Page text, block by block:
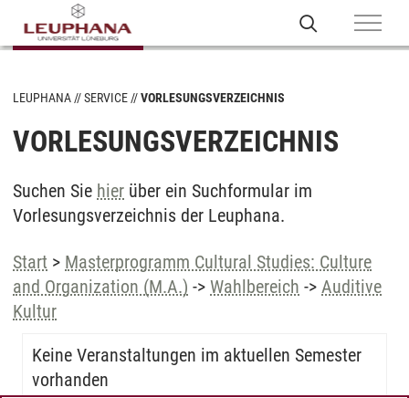
LEUPHANA SERVICE VORLESUNGSVERZEICHNIS
VORLESUNGSVERZEICHNIS
Suchen Sie hier über ein Suchformular im
Vorlesungsverzeichnis der Leuphana.
Start > Masterprogramm Cultural Studies: Culture
and Organization (M.A.) -> Wahlbereich -> Auditive
Kultur
Keine Veranstaltungen im aktuellen Semester
vorhanden